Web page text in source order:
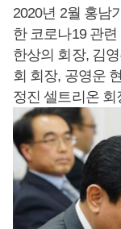
2020년 2월 홍남
한 코로나19 관
한상의 회장, 김
회 회장, 공영운
정진 셀트리온